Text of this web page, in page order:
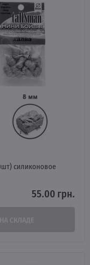
силиконовое
55.00 грн.